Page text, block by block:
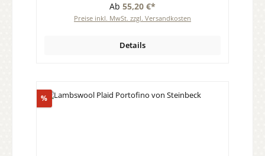
Ab 55,20 €*
Preise inkl. MwSt. zzgl. Versandkosten
Details
%Rabatt